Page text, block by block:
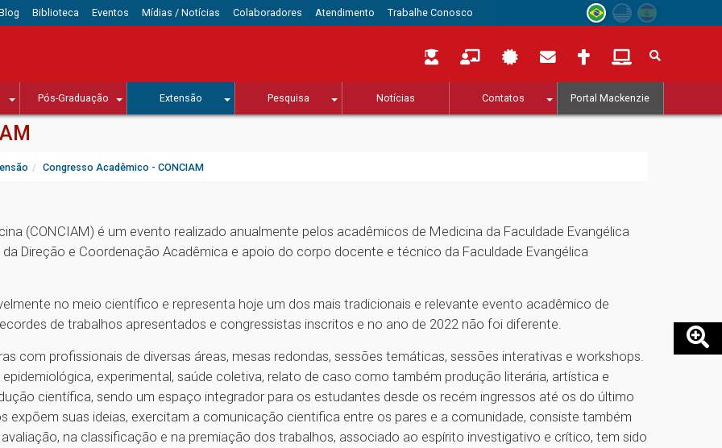
Biblioteca Eventos Mídias / Notícias Colaboradores Atendimento Trabalhe Conosco
Pós-Graduação Extensão Pesquisa Notícias Contatos Portal Mackenzie
Congresso Acadêmico - CONCIAM
(CONCIAM) é um evento realizado anualmente pelos acadêmicos de Medicina da Faculdade Evangélica
Direção e Coordenação Acadêmica e apoio do corpo docente e técnico da Faculdade Evangélica
no meio científico e representa hoje um dos mais tradicionais e relevante evento acadêmico de
de trabalhos apresentados e congressistas inscritos e no ano de 2022 não foi diferente.
com profissionais de diversas áreas, mesas redondas, sessões temáticas, sessões interativas e workshops.
experimental, saúde coletiva, relato de caso como também produção literária, artística e
científica, sendo um espaço integrador para os estudantes desde os recém ingressos até os do último
expõem suas ideias, exercitam a comunicação cientifica entre os pares e a comunidade, consiste também
na classificação e na premiação dos trabalhos, associado ao espírito investigativo e crítico, tem sido